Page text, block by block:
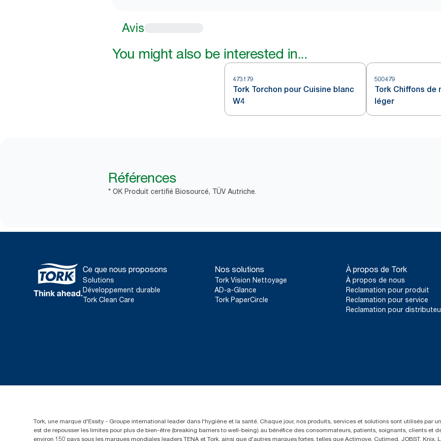
Avis
You might also be interested in...
473179
Tork Torchon pour Cuisine blanc
W4
500479
Tork Chiffons de
léger
Références
* OK Produit certifié Biosourcé, TÜV Autriche.
Ce que nous proposons
Solutions
Développement durable
Tork Clean Care
Nos solutions
Tork Vision Nettoyage
AD-a-Glance
Tork PaperCircle
À propos de Tork
À propos de nous
Reclamation pour produit
Reclamation pour service
Reclamation pour
Tork, une marque d'Essity - Groupe international leader dans l'hygiène et la santé. Chaque jour, nos produits, services et solutions sont utilisés par
est de repousser les limites pour plus de bien-être (breaking barriers to well-being) au bénéfice des consommateurs, patients, soignants, clients et
environ 150 pays sous les marques mondiales leaders TENA et Tork, ainsi que d'autres marques fortes, telles que Actimove, Cutimed, JOBST, Knix,